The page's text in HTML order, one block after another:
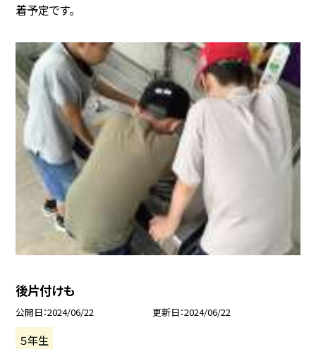
着予定です。
後片付けも
公開日 2024/06/22 更新日 2024/06/22
５年生